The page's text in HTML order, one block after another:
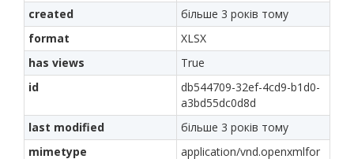
created
більше 3 років тому
format
XLSX
has views
True
id
db544709-32ef-4cd9-b1d0-
a3bd55dc0d8d
last modified
більше 3 років тому
mimetype
application/vnd.openxmlfor